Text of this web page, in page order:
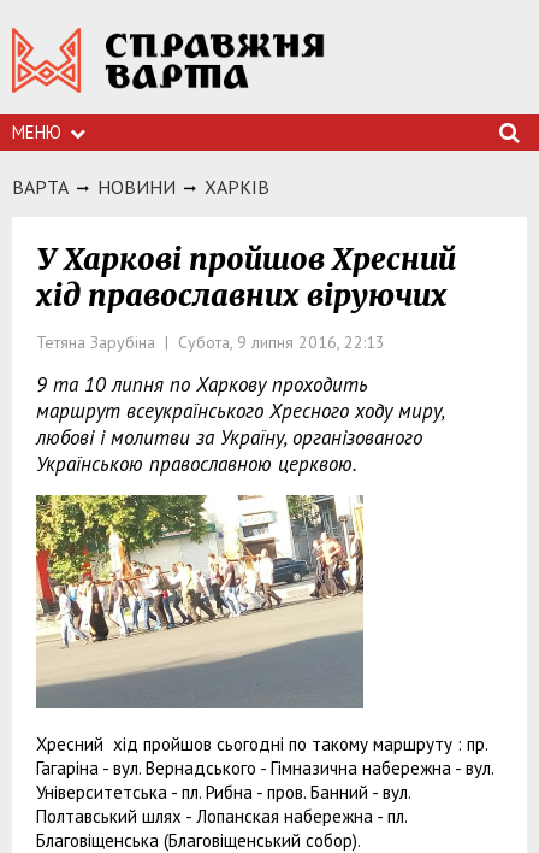
МЕНЮ
ВАРТА НОВИНИ ХАРКIВ
У Харкові пройшов Хресний
хід православних віруючих
Тетяна Зарубіна | Субота, 9 липня 2016, 22:13
9 та 10 липня по Харкову проходить
маршрут всеукраїнського Хресного ходу миру,
любові і молитви за Україну, організованого
Українською православною церквою.
Хресний хід пройшов сьогодні по такому маршруту : пр.
Гагаріна - вул. Вернадського - Гімназична набережна - вул.
Університетська - пл. Рибна - пров. Банний - вул.
Полтавський шлях - Лопанская набережна - пл.
Благовіщенська (Благовіщенський собор).